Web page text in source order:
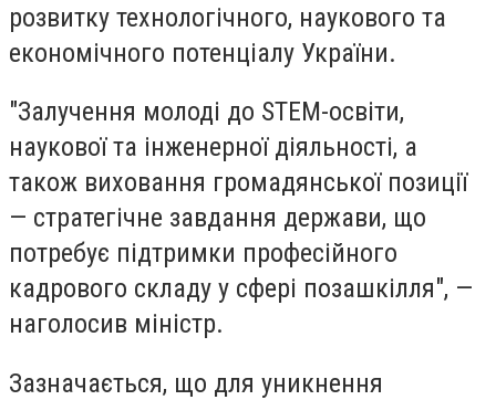
розвитку технологічного, наукового та
економічного потенціалу України.
"Залучення молоді до STEM-освіти,
наукової та інженерної діяльності, а
також виховання громадянської позиції
— стратегічне завдання держави, що
потребує підтримки професійного
кадрового складу у сфері позашкілля", —
наголосив міністр.
Зазначається, що для уникнення